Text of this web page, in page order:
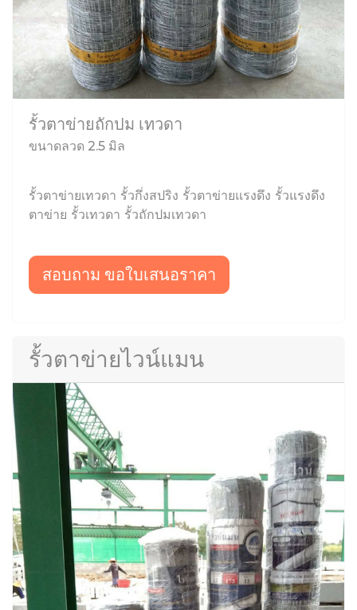
รั้วตาข่ายถักปม เทวดา
ขนาดลวด 2.5 มิล
รั้วตาข่ายเทวดา รั้วกึ่งสปริง รั้วตาข่ายแรงดึง รั้วแรงดึง
ตาข่าย รั้วเทวดา รั้วถักปมเทวดา
สอบถาม ขอใบเสนอราคา
รั้วตาข่ายไวน์แมน